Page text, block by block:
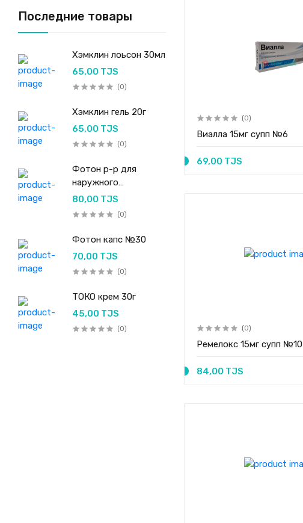
Последние товары
Хэмклин лоьсон 30мл
65,00 TJS
(0)
Хэмклин гель 20г
65,00 TJS
(0)
Фотон р-р для
наружного
применения 50мл
80,00 TJS
(0)
Фотон капс №30
70,00 TJS
(0)
ТОКО крем 30г
45,00 TJS
(0)
(0)
Виалла 15мг супп №6
69,00 TJS
(0)
Ремелокс 15мг супп №10
84,00 TJS